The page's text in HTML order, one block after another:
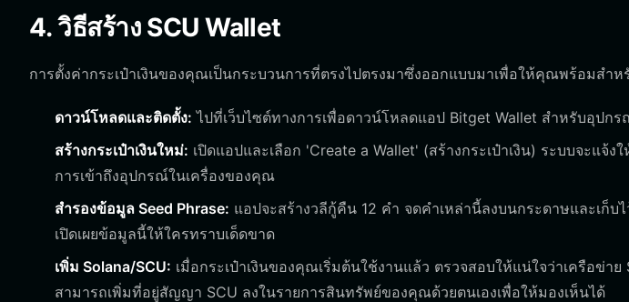
4. วิธีสร้าง SCU Wallet
การตั้งค่ากระเป๋าเงินของคุณเป็นกระบวนการที่ตรงไปตรงมาซึ่งออกแบบมาเพื่อให้คุณพร้อมสำห
ดาวน์โหลดและติดตั้ง: ไปที่เว็บไซต์ทางการเพื่อดาวน์โหลดแอป Bitget Wallet สำหรับอุปก
สร้างกระเป๋าเงินใหม่: เปิดแอปและเลือก 'Create a Wallet' (สร้างกระเป๋าเงิน) ระบบจะแจ้
การเข้าถึงอุปกรณ์ในเครื่องของคุณ
สำรองข้อมูล Seed Phrase: แอปจะสร้างวลีกู้คืน 12 คำ จดคำเหล่านี้ลงบนกระดาษและเก็
เปิดเผยข้อมูลนี้ให้ใครทราบเด็ดขาด
เพิ่ม Solana/SCU: เมื่อกระเป๋าเงินของคุณเริ่มต้นใช้งานแล้ว ตรวจสอบให้แน่ใจว่าเครือข่า
สามารถเพิ่มที่อยู่สัญญา SCU ลงในรายการสินทรัพย์ของคุณด้วยตนเองเพื่อให้มองเห็นได้